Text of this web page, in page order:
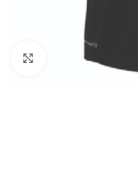
Click to enlarge